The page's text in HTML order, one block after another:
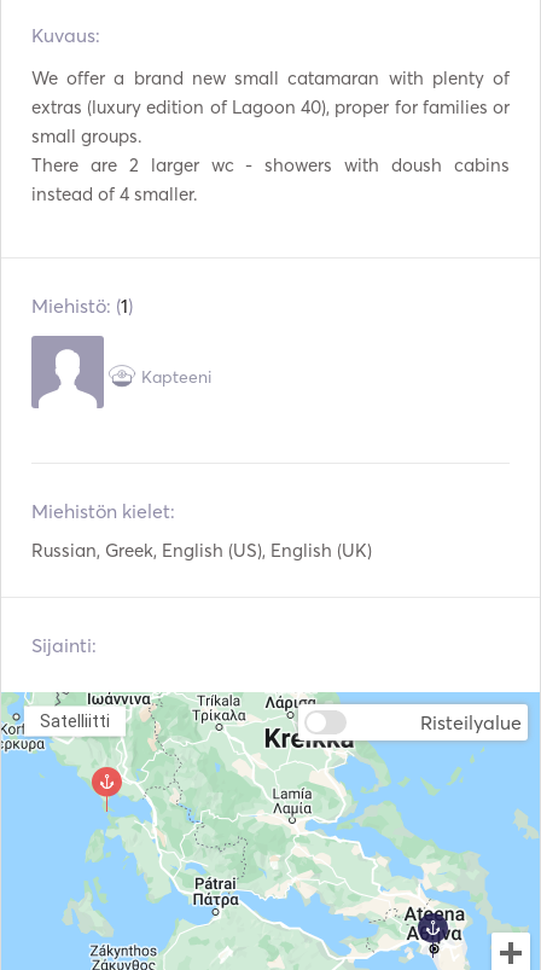
Kiikarit
Turvajärjestelmä
Pakastin
Uuni
Cocktailbaari
Paahdin
Rantalelut
Padel Board AIS / NAVTEX
Autopilotti Sähköinen ankkuri
Suojukset Valopistooli
Oppaat & kartat Käsisammuttimet
Pelastusliivit Navigointijärjestelmä
Kuvaus:
We offer a brand new small catamaran with plenty of
extras (luxury edition of Lagoon 40), proper for families or
small groups.
There are 2 larger wc - showers with doush cabins
Miehistö: (1)
Kapteeni
Miehistön kielet:
Russian, Greek, English (US), English (UK)
Sijainti:
Risteilyalue
Satelliitti